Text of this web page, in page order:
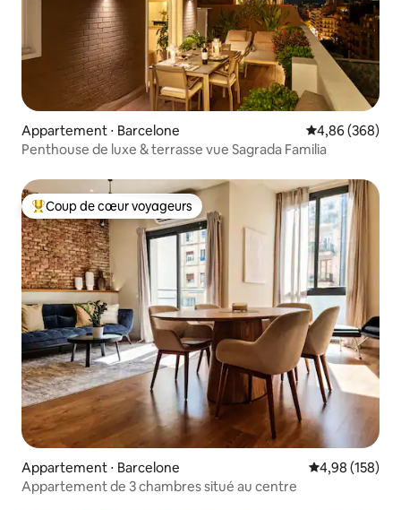
Appartement ⋅ Barcelone Évaluation
4,86 (368)
Penthouse de luxe & terrasse vue Sagrada Familia
Coups de cœur voyageurs les plus appréciés
Coup de cœur voyageurs
Appartement ⋅ Barcelone Évaluation
4,98 (158)
Appartement de 3 chambres situé au centre